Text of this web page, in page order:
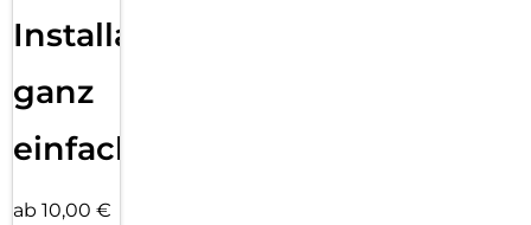
Installation
ganz
einfach
ab 10,00 €